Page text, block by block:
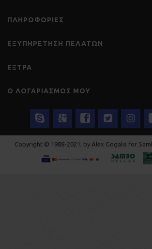
ΠΛΗΡΟΦΟΡΊΕΣ
ΕΞΥΠΗΡΈΤΗΣΗ ΠΕΛΑΤΏΝ
ΕΞΤΡΑ
Ο ΛΟΓΑΡΙΑΣΜΌΣ ΜΟΥ
Copyright © 1988-2021, by Alex Gogalis for